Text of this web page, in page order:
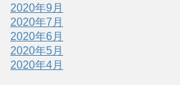
2020年9月
2020年7月
2020年6月
2020年5月
2020年4月